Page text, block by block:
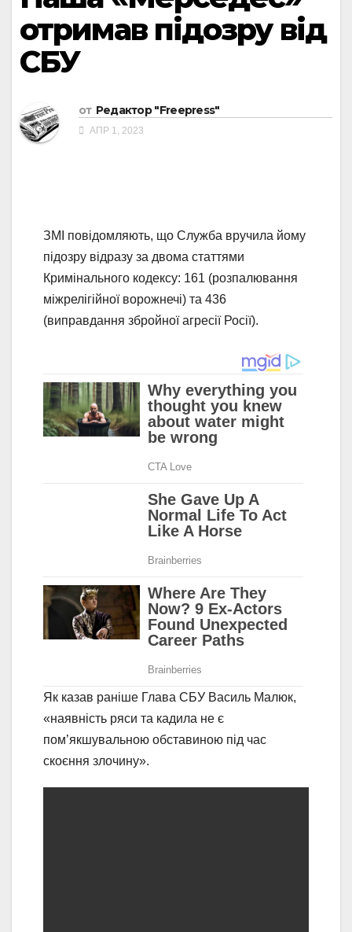
отримав підозру від
СБУ
от Редактор "Freepress"
АПР 1, 2023
ЗМІ повідомляють, що Служба вручила йому
підозру відразу за двома статтями
Кримінального кодексу: 161 (розпалювання
міжрелігійної ворожнечі) та 436
(виправдання збройної агресії Росії).
Як казав раніше Глава СБУ Василь Малюк,
«наявність ряси та кадила не є
пом’якшувальною обставиною під час
скоєння злочину».